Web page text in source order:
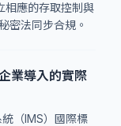
相應的存取控制與
密法同步合規。
業導入的實際
（IMS）國際標